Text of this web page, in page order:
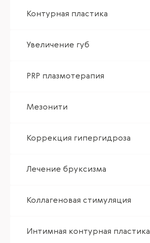
Контурная пластика
Увеличение губ
PRP плазмотерапия
Мезонити
Коррекция гипергидроза
Лечение бруксизма
Коллагеновая стимуляция
Интимная контурная пластика